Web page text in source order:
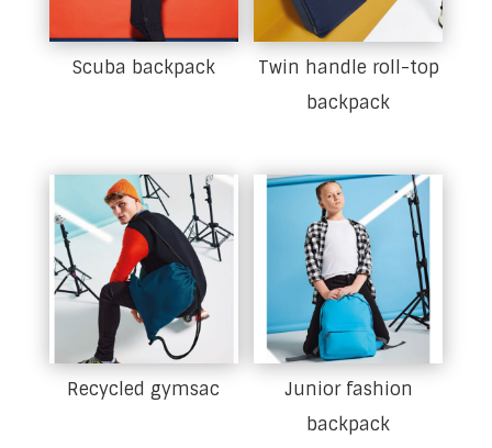
Scuba backpack
Twin handle roll-top
backpack
Recycled gymsac
Junior fashion
backpack